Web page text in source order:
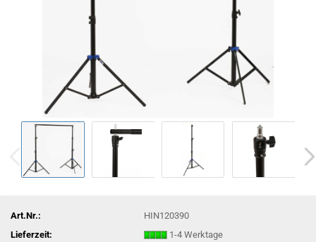
Art.Nr.:
HIN120390
Lieferzeit:
1-4 Werktage